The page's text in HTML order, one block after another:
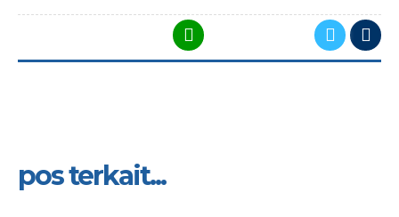
pos terkait...